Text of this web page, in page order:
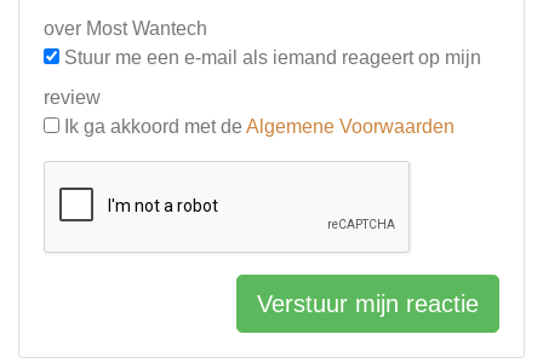
over Most Wantech
Stuur me een e-mail als iemand reageert op mijn
review
Ik ga akkoord met de Algemene Voorwaarden
Verstuur mijn reactie